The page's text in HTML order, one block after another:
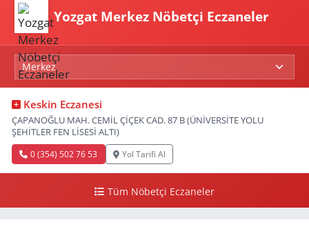
Yozgat Merkez Nöbetçi Eczaneler
Keskin Eczanesi
ÇAPANOĞLU MAH. CEMİL ÇİÇEK CAD. 87 B (ÜNİVERSİTE YOLU
ŞEHİTLER FEN LİSESİ ALTI)
0 (354) 502 76 53 Yol Tarifi Al
Tüm Nöbetçi Eczaneler